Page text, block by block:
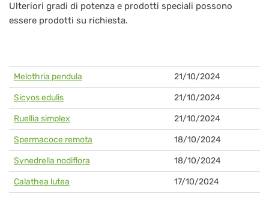
Ulteriori gradi di potenza e prodotti speciali possono
essere prodotti su richiesta.
Melothria pendula 21/10/2024
Sicyos edulis 21/10/2024
Ruellia simplex 21/10/2024
Spermacoce remota 18/10/2024
Synedrella nodiflora 18/10/2024
Calathea lutea 17/10/2024